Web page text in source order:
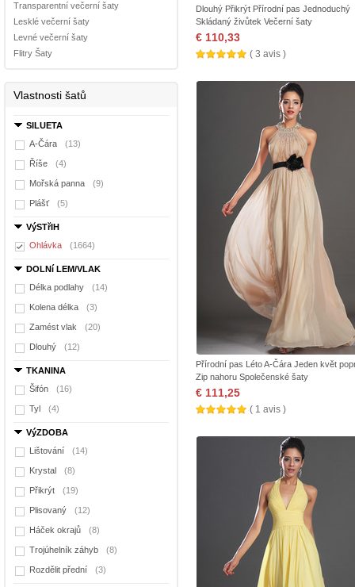
Transparentní večerní šaty
Lesklé večerní šaty
Levné večerní šaty
Flitry Šaty
Vlastnosti šatů
SILUETA
A-Čára
(13)
Říše (4)
Mořská panna (9)
Plášť (5)
VýSTřIH
Ohlávka
(1664)
DOLNí LEM/VLAK
Délka podlahy
(14)
Kolena délka (3)
Zamést vlak (20)
Dlouhý (12)
TKANINA
Šifón
(16)
Tyl (4)
VýZDOBA
Lištování
(14)
Krystal (8)
Přikrýt (19)
Plisovaný (12)
Háček okrajů (8)
Trojúhelník záhyb (8)
Rozdělit přední (3)
Dlouhý Přikrýt Přírodní pas Jednoduchý
Skládaný živůtek Večerní šaty
€ 110,33
( 3 avis )
Přírodní pas Léto A-Čára Jeden květ
Zip nahoru Společenské šaty
€ 111,25
( 1 avis )